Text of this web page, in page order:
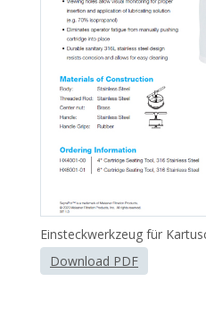
Einsteckwerkzeug für
Download PDF